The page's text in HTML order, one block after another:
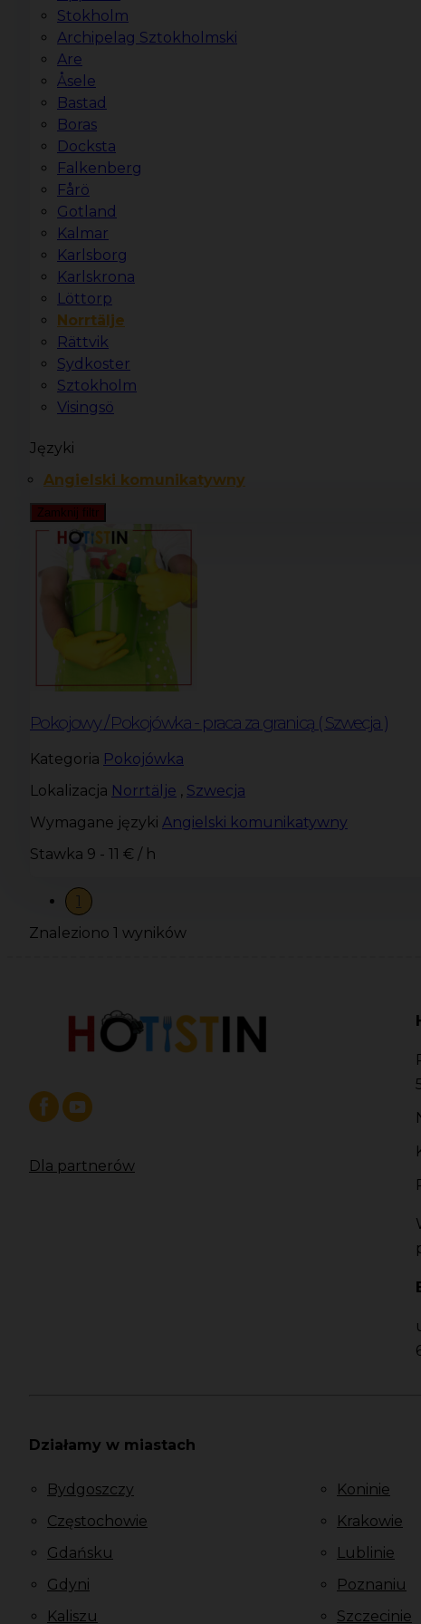
Stokholm
Archipelag Sztokholmski
Are
Åsele
Bastad
Boras
Docksta
Falkenberg
Fårö
Gotland
Kalmar
Karlsborg
Karlskrona
Löttorp
Norrtälje
Rättvik
Sydkoster
Sztokholm
Visingsö
Języki
Angielski komunikatywny
Zamknij filtr
Pokojowy / Pokojówka - praca za granicą ( Szwecja )
Kategoria Pokojówka
Lokalizacja Norrtälje , Szwecja
Wymagane języki Angielski komunikatywny
Stawka 9 - 11 € / h
1
Znaleziono 1 wyników
Dla partnerów
Działamy w miastach
Bydgoszczy
Częstochowie
Gdańsku
Gdyni
Kaliszu
Koninie
Krakowie
Lublinie
Poznaniu
Szczecinie